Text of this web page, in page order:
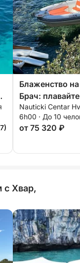
Блаженство
Брач:
отдыхайте на
Златни Рат
Nauticki Centar
6h00 · До 10
от 75 320 ₽
с Хвар,